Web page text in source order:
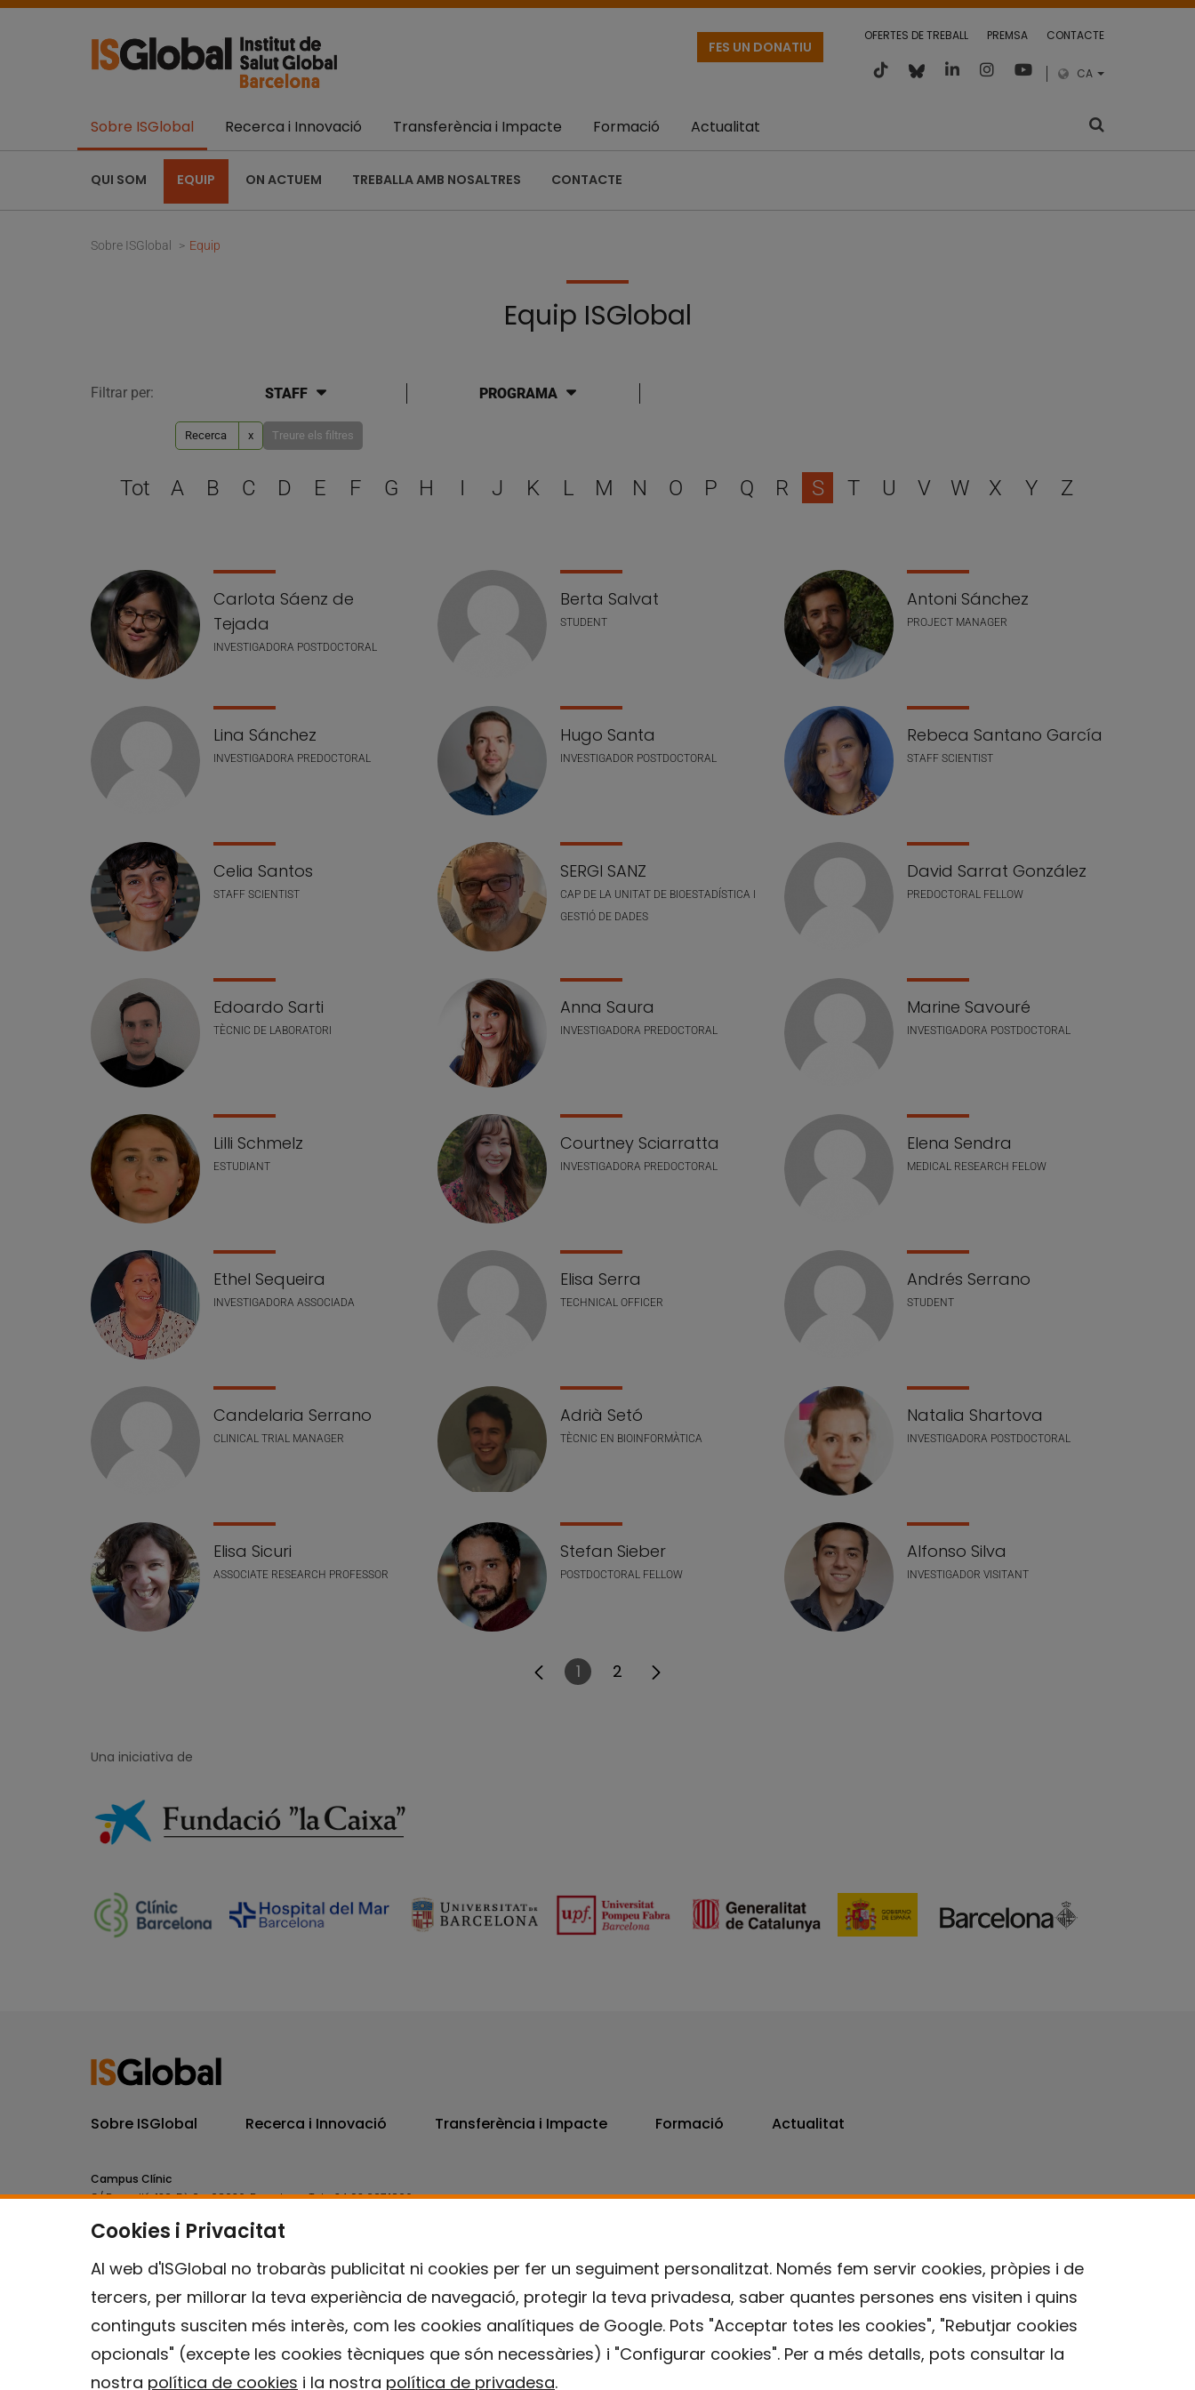
OFERTES DE TREBALL PREMSA CONTACTE
CA
FES UN DONATIU
Sobre ISGlobal
QUI SOM EQUIP ON ACTUEM TREBALLA AMB NOSALTRES CONTACTE
Recerca i Innovació Transferència i Impacte Formació Actualitat
Sobre ISGlobal Equip
Equip ISGlobal
Filtrar per: STAFF PROGRAMA
Recerca x Treure els filtres
Escull una lletra per filtrar
Tot A B C D E F G H I J K L M N O P Q R S T U V W X Y Z
Llistat de personal
Carlota Sáenz de
Tejada
INVESTIGADORA POSTDOCTORAL
Berta Salvat
STUDENT
Antoni Sánchez
PROJECT MANAGER
Lina Sánchez
INVESTIGADORA PREDOCTORAL
Hugo Santa
INVESTIGADOR POSTDOCTORAL
Rebeca Santano García
STAFF SCIENTIST
Celia Santos
STAFF SCIENTIST
SERGI SANZ
CAP DE LA UNITAT DE BIOESTADÍSTICA I
GESTIÓ DE DADES
David Sarrat González
PREDOCTORAL FELLOW
Edoardo Sarti
TÈCNIC DE LABORATORI
Anna Saura
INVESTIGADORA PREDOCTORAL
Marine Savouré
INVESTIGADORA POSTDOCTORAL
Lilli Schmelz
ESTUDIANT
Courtney Sciarratta
INVESTIGADORA PREDOCTORAL
Elena Sendra
MEDICAL RESEARCH FELOW
Ethel Sequeira
INVESTIGADORA ASSOCIADA
Elisa Serra
TECHNICAL OFFICER
Andrés Serrano
STUDENT
Candelaria Serrano
CLINICAL TRIAL MANAGER
Adrià Setó
TÈCNIC EN BIOINFORMÀTICA
Natalia Shartova
INVESTIGADORA POSTDOCTORAL
Elisa Sicuri
ASSOCIATE RESEARCH PROFESSOR
Stefan Sieber
POSTDOCTORAL FELLOW
Alfonso Silva
INVESTIGADOR VISITANT
Pàgina
1
Pàgina
2
Cookies i Privacitat
Al web d'ISGlobal no trobaràs publicitat ni cookies per fer un seguiment personalitzat. Només fem servir cookies, pròpies i de
tercers, per millorar la teva experiència de navegació, protegir la teva privadesa, saber quantes persones ens visiten i quins
continguts susciten més interès, com les cookies analítiques de Google. Pots "Acceptar totes les cookies", "Rebutjar cookies
opcionals" (excepte les cookies tècniques que són necessàries) i "Configurar cookies". Per a més detalls, pots consultar la
nostra política de cookies i la nostra política de privadesa.
Una iniciativa de
Sobre ISGlobal Recerca i Innovació Transferència i Impacte Formació Actualitat
Campus Clínic
C/ Rosselló, 132, 5è 2a. 08036.Barcelona.Tel.+34 93 227 1806
Campus Mar
Contacte
Avís legal Política de privacitat Política de Cookies